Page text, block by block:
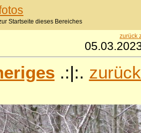
Startseite dieses Bereiches
zurück
.:|:.